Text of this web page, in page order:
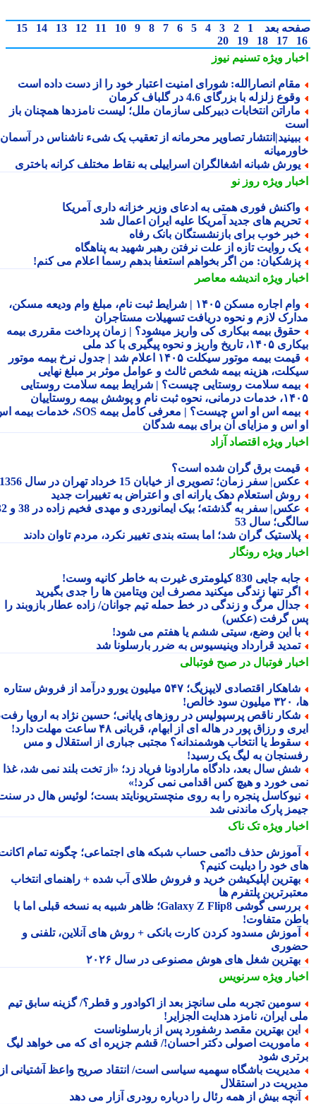
بعد 1
2
3
4
5
6
7
8
9
10
11
12
13
14
15
17
18
19
20
ویژهتسنیم نیوز
انصارالله: شورای امنیت اعتبار خود را از دست داده است
زلزله با بزرگای 4.6 در گلباف کرمان
انتخابات دبیرکلی سازمان ملل؛ لیست نامزدها همچنان باز
تصاویر محرمانه از تعقیب یک شیء ناشناس در آسمان
شبانه اشغالگران اسراییلی به نقاط مختلف کرانه باختری
ویژهروز نو
فوری همتی به ادعای وزیر خزانه داری آمریکا
های جدید آمریکا علیه ایران اعمال شد
خوب برای بازنشستگان بانک رفاه
روایت تازه از علت نرفتن رهبر شهید به پناهگاه
من اگر بخواهم استعفا بدهم رسما اعلام می کنم!
ویژهاندیشه معاصر
وام اجاره مسکن ۱۴۰۵ | شرایط ثبت نام، مبلغ وام ودیعه مسکن،
لازم و نحوه دریافت تسهیلات مستاجران
بیمه بیکاری کی واریز میشود؟ | زمان پرداخت مقرری بیمه
واریز و نحوه پیگیری با کد ملی
قیمت بیمه موتور سیکلت ۱۴۰۵ اعلام شد | جدول نرخ بیمه موتور
هزینه بیمه شخص ثالث و عوامل موثر بر مبلغ نهایی
سلامت روستایی چیست؟ | شرایط بیمه سلامت روستایی
نام و پوشش بیمه روستاییان
بیمه اس او اس چیست؟ | معرفی کامل بیمه SOS، خدمات بیمه اس
اس و مزایای آن برای بیمه شدگان
ویژهاقتصاد آزاد
برق گران شده است؟
سفر زمان؛ تصویری از خیابان 15 خرداد تهران در سال 1356
استعلام دهک یارانه ای و اعتراض به تغییرات جدید
عکس| سفر به گذشته؛ بیک ایمانوردی و مهدی فخیم زاده در 38 و 32
سال 53
گران شد؛ اما بسته بندی تغییر نکرد، مردم تاوان دادند
ویژهرونگار
جایی 830 کیلومتری غیرت به خاطر کانیه وست!
تنها زندگی میکنید مصرف این ویتامین ها را جدی بگیرید
مرگ و زندگی در خط حمله تیم جوانان/ زاده عطار بازوبند را
گرفت (عکس)
این وضع، سیتی ششم یا هفتم می شود!
قرارداد وینیسیوس به ضرر بارسلونا شد
فوتبال در صبح فوتبالی
شاهکار اقتصادی لایپزیگ؛ ۵۴۷ میلیون یورو درآمد از فروش ستاره
ناقص پرسپولیس در روزهای پایانی؛ حسین نژاد به اروپا رفت،
و رزاق پور در هاله ای از ابهام، قربانی ۴۸ ساعت مهلت دارد!
یا انتخاب هوشمندانه؟ مجتبی جباری از استقلال و مس
به لیگ یک رسید!
سال بعد، دادگاه مارادونا فریاد زد؛ «از تخت بلند نمی شد، غذا
خورد و هیچ کس اقدامی نمی کرد!»
پنجره را به روی منچستریونایتد بست؛ لوئیس هال در سنت
پارک ماندنی شد
ویژهتک ناک
حذف دائمی حساب شبکه های اجتماعی؛ چگونه تمام اکانت
خود را دیلیت کنیم؟
اپلیکیشن خرید و فروش طلای آب شده + راهنمای انتخاب
پلتفرم ها
بررسی گوشی Galaxy Z Flip8؛ ظاهر شبیه به نسخه قبلی اما با
متفاوت!
مسدود کردن کارت بانکی + روش های آنلاین، تلفنی و
شغل های هوش مصنوعی در سال ۲۰۲۶
ویژهسرنویس
تجربه ملی سانچز بعد از اکوادور و قطر؟/ گزینه سابق تیم
ایران، نامزد هدایت الجزایر!
بهترین مقصد رشفورد پس از بارسلوناست
اصولی دکتر احسان!/ قشم جزیره ای که می خواهد لیگ
شود
باشگاه سهمیه سیاسی است/ انتقاد صریح واعظ آشتیانی از
در استقلال
بیش از همه رئال را درباره رودری آزار می دهد